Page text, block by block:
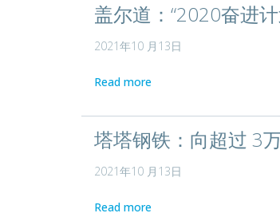
盖尔道：“2020奋进计
2021年10 月13日
Read more
塔塔钢铁：向超过 3
2021年10 月13日
Read more